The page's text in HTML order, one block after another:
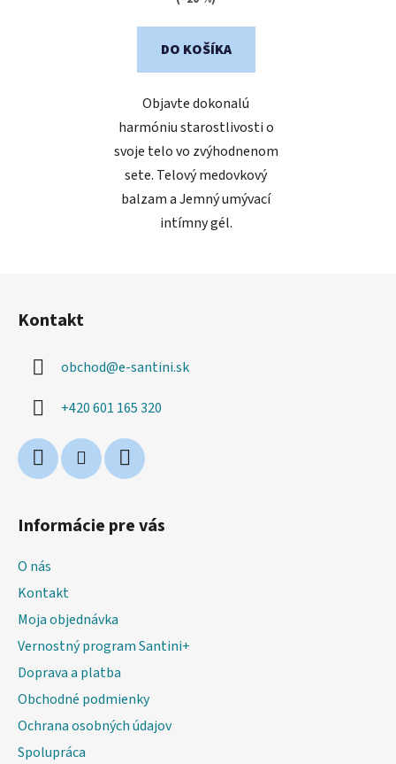
DO KOŠÍKA
Objavte dokonalú
harmóniu starostlivosti o
svoje telo vo zvýhodnenom
sete. Telový medovkový
balzam a Jemný umývací
intímny gél.
Kontakt
obchod@e-santini.sk
+420 601 165 320
Informácie pre vás
O nás
Kontakt
Moja objednávka
Vernostný program Santini+
Doprava a platba
Obchodné podmienky
Ochrana osobných údajov
Spolupráca